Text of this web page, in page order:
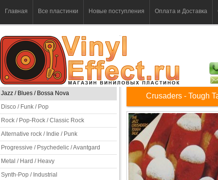
Главная Все пластинки Новые поступления Оплата и Доставка
Jazz / Blues / Bossa Nova
Disco / Funk / Pop
Rock / Pop-Rock / Classic Rock
Alternative rock / Indie / Punk
Progressive / Psychedelic / Avantgard
Metal / Hard / Heavy
Synth-Pop / Industrial
Crusaders - Tough